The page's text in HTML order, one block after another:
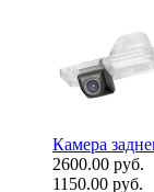
Камера
2600.00 руб.
1150.00 руб.